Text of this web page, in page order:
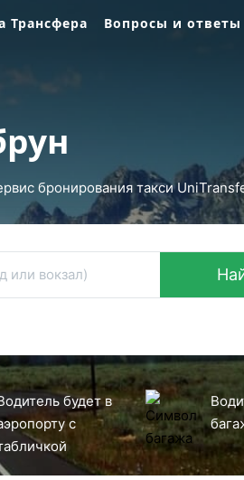
Трансфера Вопросы и ответы
бронирования такси
или вокзал)
будет в
с